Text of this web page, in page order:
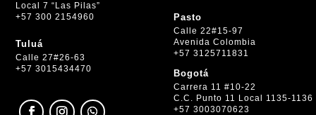
Local 7 “Las Pilas”
+57 300 2154960
Tuluá
Calle 27#26-63
+57 3015434470
Pasto
Calle 22#15-97
Avenida Colombia
+57 3125711831
Bogotá
Carrera 11 #10-22
C.C. Punto 11 Local 1135-1136
+57 3003070623